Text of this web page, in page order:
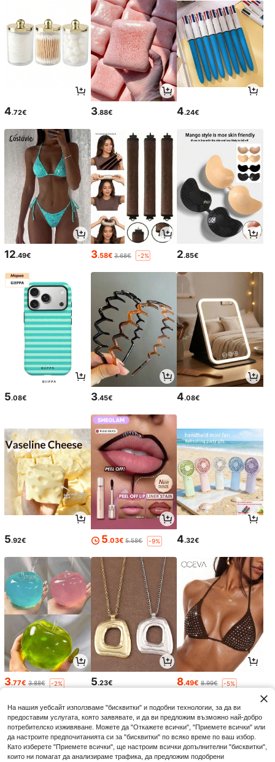
4.72€ 3.88€ 4.24€
12.49€ 3.58€ 3.68€ -2% 2.85€
5.08€ 3.45€ 4.08€
5.92€ 5.03€ 5.58€ -9% 4.32€
3.77€ 3.88€ -2% 5.23€ 8.49€ 8.99€ -5%
На нашия уебсайт използваме "бисквитки" и подобни технологии, за да ви
предоставим услугата, която заявявате, и да ви предложим възможно най-добро
потребителско изживяване. Можете да "Откажете всички", "Приемете всички" или
да настроите предпочитанията си за "бисквитки" по всяко време по ваш избор.
Като изберете "Приемете всички", ще настроим всички допълнителни "бисквитки",
които ни помагат да анализираме трафика, да предложим подобрени